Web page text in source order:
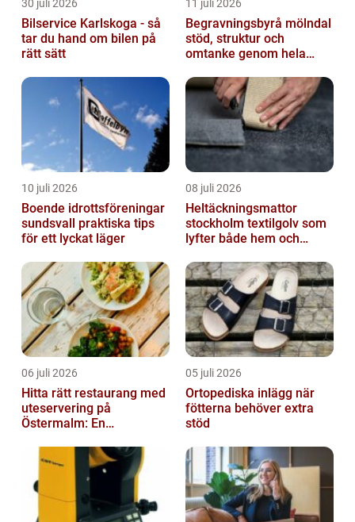
30 juli 2026
Bilservice Karlskoga - så
tar du hand om bilen på
rätt sätt
11 juli 2026
Begravningsbyrå mölndal
stöd, struktur och
omtanke genom hela
10 juli 2026
Boende idrottsföreningar
sundsvall praktiska tips
för ett lyckat läger
08 juli 2026
Heltäckningsmattor
stockholm textilgolv som
lyfter både hem och
06 juli 2026
Hitta rätt restaurang med
uteservering på
Östermalm: En
i solen
05 juli 2026
Ortopediska inlägg när
fötterna behöver extra
stöd